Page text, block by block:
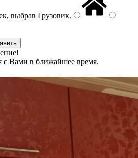
выбрав Грузовик.
с Вами в ближайшее время.